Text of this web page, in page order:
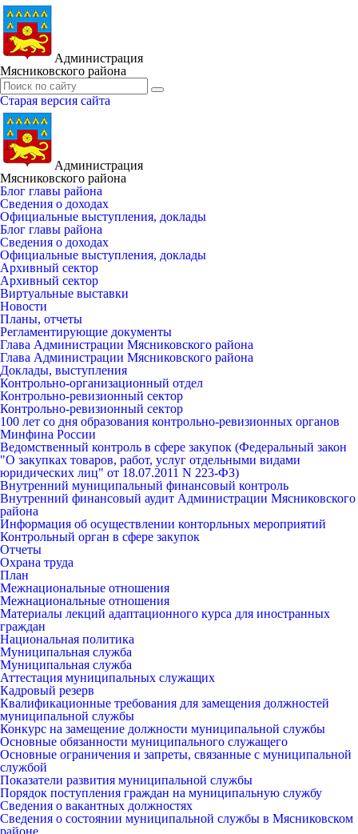
Администрация
Мясниковского района
Старая версия сайта
Администрация
Мясниковского района
Блог главы района
Сведения о доходах
Официальные выступления, доклады
Блог главы района
Сведения о доходах
Официальные выступления, доклады
Архивный сектор
Архивный сектор
Виртуальные выставки
Новости
Планы, отчеты
Регламентирующие документы
Глава Администрации Мясниковского района
Глава Администрации Мясниковского района
Доклады, выступления
Контрольно-организационный отдел
Контрольно-ревизионный сектор
Контрольно-ревизионный сектор
100 лет со дня образования контрольно-ревизионных органов
Минфина России
Ведомственный контроль в сфере закупок (Федеральный закон
"О закупках товаров, работ, услуг отдельными видами
юридических лиц" от 18.07.2011 N 223-ФЗ)
Внутренний муниципальный финансовый контроль
Внутренний финансовый аудит Администрации Мясниковского
района
Информация об осуществлении конторльных мероприятий
Контрольный орган в сфере закупок
Отчеты
Охрана труда
План
Межнациональные отношения
Межнациональные отношения
Материалы лекций адаптационного курса для иностранных
граждан
Национальная политика
Муниципальная служба
Муниципальная служба
Аттестация муниципальных служащих
Кадровый резерв
Квалификационные требования для замещения должностей
муниципальной службы
Конкурс на замещение должности муниципальной службы
Основные обязанности муниципального служащего
Основные ограничения и запреты, связанные с муниципальной
службой
Показатели развития муниципальной службы
Порядок поступления граждан на муниципальную службу
Сведения о вакантных должностях
Сведения о состоянии муниципальной службы в Мясниковском
районе